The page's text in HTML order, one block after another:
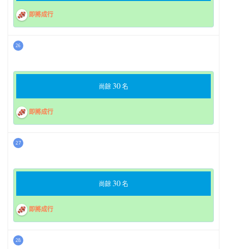
即將成行
26
尚餘30名
即將成行
27
尚餘30名
即將成行
28